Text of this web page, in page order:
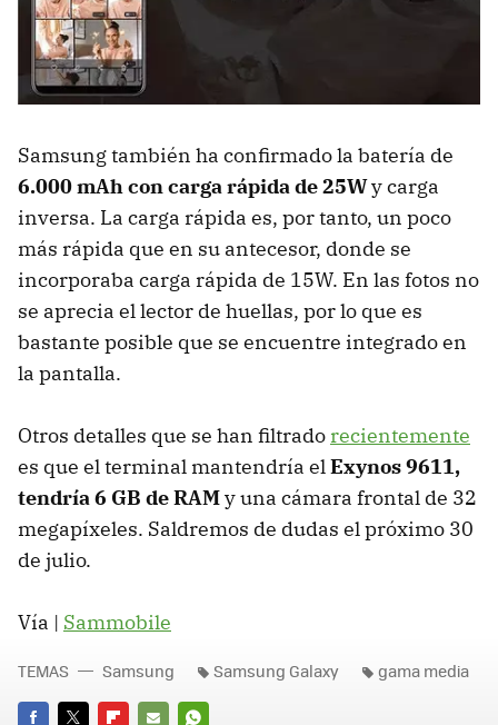
Samsung también ha confirmado la batería de
6.000 mAh con carga rápida de 25Wy carga
inversa. La carga rápida es, por tanto, un poco
más rápida que en su antecesor, donde se
incorporaba carga rápida de 15W. En las fotos no
se aprecia el lector de huellas, por lo que es
bastante posible que se encuentre integrado en
la pantalla.
Otros detalles que se han filtrado recientemente
es que el terminal mantendría elExynos 9611,
tendría 6 GB de RAMy una cámara frontal de 32
megapíxeles. Saldremos de dudas el próximo 30
de julio.
Vía | Sammobile
TEMAS Samsung Samsung Galaxy gama media